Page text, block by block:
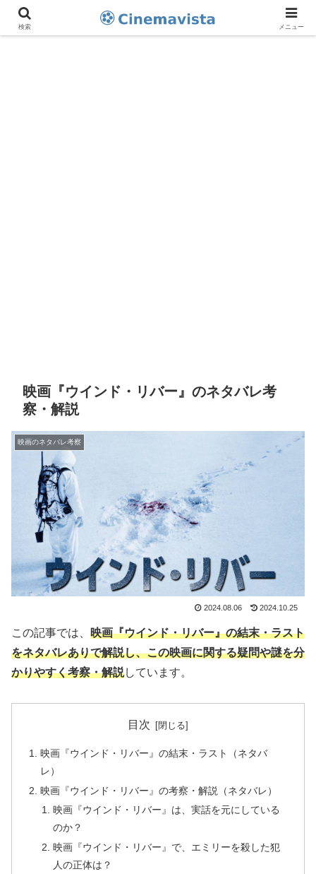
映画『ウインド・リバー』のネタバレ考
察・解説
映画のネタバレ考察
2024.08.06 2024.10.25
この記事では、 映画『ウインド・リバー』の結末・ラスト
をネタバレありで解説し、この映画に関する疑問や謎を分
かりやすく考察・解説しています。
目次
映画『ウインド・リバー』の結末・ラスト（ネタバ
レ）
映画『ウインド・リバー』の考察・解説（ネタバレ）
映画『ウインド・リバー』は、実話を元にしている
のか？
映画『ウインド・リバー』で、エミリーを殺した犯
人の正体は？
検索 メニュー